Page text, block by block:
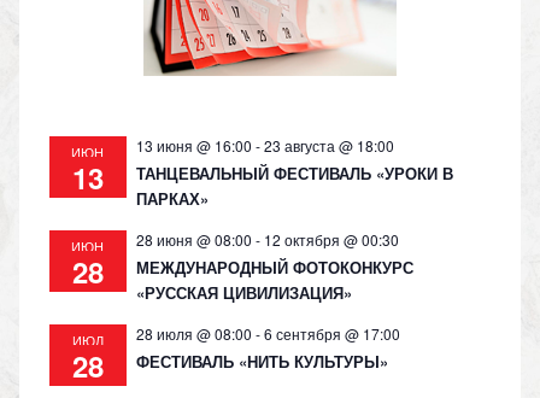
ni
ki
ИЮН
13
13 июня @ 16:00 -23 августа @ 18:00
ТАНЦЕВАЛЬНЫЙ ФЕСТИВАЛЬ «УРОКИ В
ПАРКАХ»
ИЮН
28
28 июня @ 08:00 - 12 октября @ 00:30
МЕЖДУНАРОДНЫЙ ФОТОКОНКУРС
«РУССКАЯ ЦИВИЛИЗАЦИЯ»
ИЮЛ
28
28 июля @ 08:00 -6 сентября @ 17:00
ФЕСТИВАЛЬ «НИТЬ КУЛЬТУРЫ»